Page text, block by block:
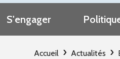
S'engager
Diplomatie
Accueil Actualités